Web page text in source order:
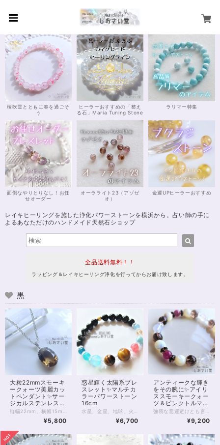
桜吹雪とともに春を過ごそ
う
ヒーラーおすすめの「整え
る石」Maria Tuning Stone
ラリマー特集
面倒なやりとりなし！お任
せオーダー
オーラライト23（アゾゼ
オ）
金運UPヒーラーおすすめ
レイキヒーリングを施した浄化パワーストーンを横浜から。占い師の手に
よるあなただけのハンドメイド天然石ショップ
全品送料無料！！
ラッピング＆レイキヒーリング浄化を行ってからお届け致します。
黒
大粒22mmスモーキ
ークォーツ美麗カッ
トペンダント✨サー
ジカルステンレスチ
ェーン50cm・マグ
¥5,800
惑星輝く太陽系ブレ
スレット✨マルチカ
ラーパワーストーン
16cm
¥6,700
アンティークな輝き
をその腕に✨アイリ
ススモーキークォー
ツ＆ピンクトルマリ
ンブレスレット
¥9,200